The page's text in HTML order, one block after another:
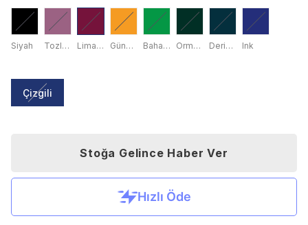
Siyah Tozlu Gül Liman Kırmızısı Gündoğumu Sarısı Bahar Yaprağı Orman Yeşili Derin Deniz Ink
Çizgili
Stoğa Gelince Haber Ver